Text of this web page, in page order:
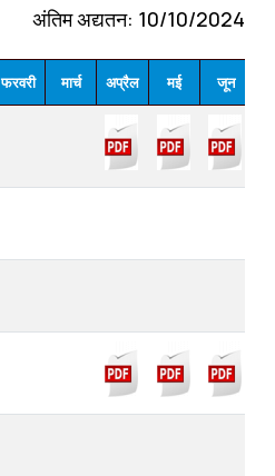
अंतिम अद्यतन: 10/10/2024
फरवरी मार्च अप्रैल मई जून